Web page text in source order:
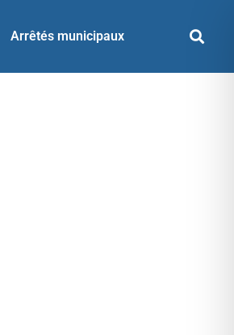
Arrêtés municipaux